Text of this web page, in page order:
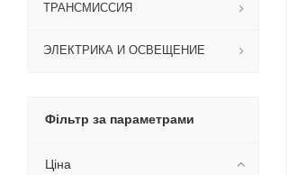
ТРАНСМИССИЯ
ЭЛЕКТРИКА И ОСВЕЩЕНИЕ
Фільтр за параметрами
Ціна